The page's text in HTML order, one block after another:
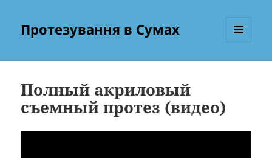
Протезування в Сумах
Полный акриловый
съемный протез (видео)